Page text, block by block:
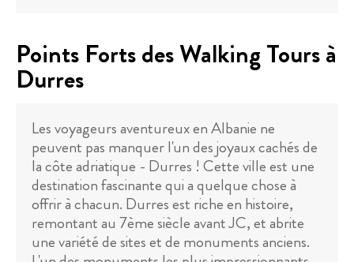
Points Forts des Walking Tours à
Durres
Les voyageurs aventureux en Albanie ne
peuvent pas manquer l'un des joyaux cachés de
la côte adriatique - Durres ! Cette ville est une
destination fascinante qui a quelque chose à
offrir à chacun. Durres est riche en histoire,
remontant au 7ème siècle avant JC, et abrite
une variété de sites et de monuments anciens.